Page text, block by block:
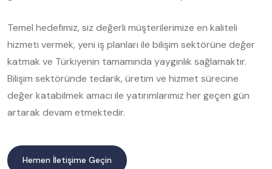
Temel hedefimiz, siz değerli müşterilerimize en kaliteli
hizmeti vermek, yeni iş planları ile bilişim sektörüne değer
katmak ve Türkiyenin tamamında yaygınlık sağlamaktır.
Bilişim sektöründe tedarik, üretim ve hizmet sürecine
değer katabilmek amacı ile yatırımlarımız her geçen gün
artarak devam etmektedir.
Hemen İletişime Geçin